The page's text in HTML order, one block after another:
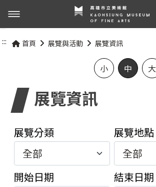
展覽與活動
展覽資訊
關於我們
組織職掌
歷史記事
交通資訊
無障礙服務專區
網站導覽
::: 首頁 展覽與活動 展覽資訊
小 中 大
展覽資訊
展覽分類 展覽地點
開始日期 結束日期